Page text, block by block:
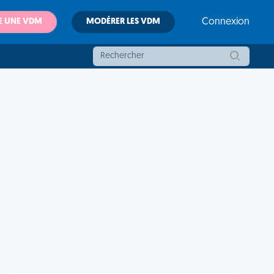
UNE VDM MODÉRER LES VDM Connexion